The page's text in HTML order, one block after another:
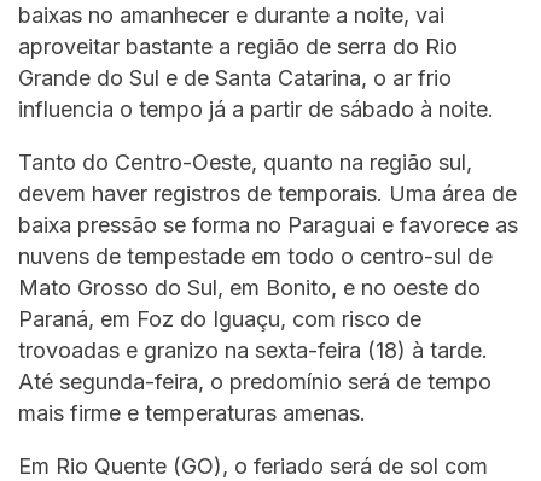
baixas no amanhecer e durante a noite, vai
aproveitar bastante a região de serra do Rio
Grande do Sul e de Santa Catarina, o ar frio
influencia o tempo já a partir de sábado à noite.
Tanto do Centro-Oeste, quanto na região sul,
devem haver registros de temporais. Uma área de
baixa pressão se forma no Paraguai e favorece as
nuvens de tempestade em todo o centro-sul de
Mato Grosso do Sul, em Bonito, e no oeste do
Paraná, em Foz do Iguaçu, com risco de
trovoadas e granizo na sexta-feira (18) à tarde.
Até segunda-feira, o predomínio será de tempo
mais firme e temperaturas amenas.
Em Rio Quente (GO), o feriado será de sol com